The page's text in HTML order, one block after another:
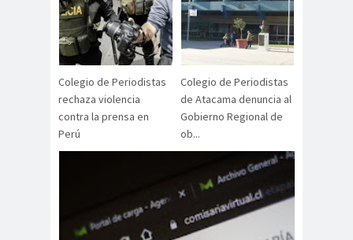
Álvaro
Elizalde
Alvaro
Ortiz
amenaz
as
Aminátegui
31
Amnistía
Internacional
Andrés
Oppenheimer
ANEF
ANEF
Tarapacá
63
65
ANNEF
Antofagas
ta
Colegio de Periodistas
rechaza violencia
contra la prensa en
Perú
Colegio de Periodistas
de Atacama denuncia al
Gobierno Regional de
ob...